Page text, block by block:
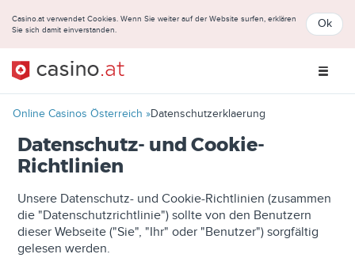
Casino.at verwendet Cookies. Wenn Sie weiter auf der Website surfen, erklären
Sie sich damit einverstanden.
Ok
Online Casinos Österreich Datenschutzerklaerung
Datenschutz- und Cookie-
Richtlinien
Unsere Datenschutz- und Cookie-Richtlinien (zusammen
die "Datenschutzrichtlinie") sollte von den Benutzern
dieser Webseite ("Sie", "Ihr" oder "Benutzer") sorgfältig
gelesen werden.